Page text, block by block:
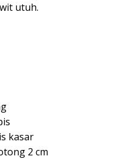
utuh.
kasar
2 cm